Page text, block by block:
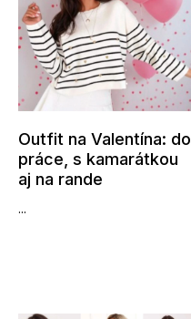
Outfit na Valentína: do
práce, s kamarátkou
aj na rande
...